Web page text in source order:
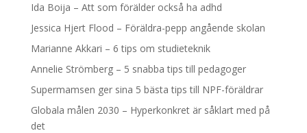
Ida Boija – Att som förälder också ha adhd
Jessica Hjert Flood – Föräldra-pepp angående skolan
Marianne Akkari – 6 tips om studieteknik
Annelie Strömberg – 5 snabba tips till pedagoger
Supermamsen ger sina 5 bästa tips till NPF-föräldrar
Globala målen 2030 – Hyperkonkret är såklart med på
det